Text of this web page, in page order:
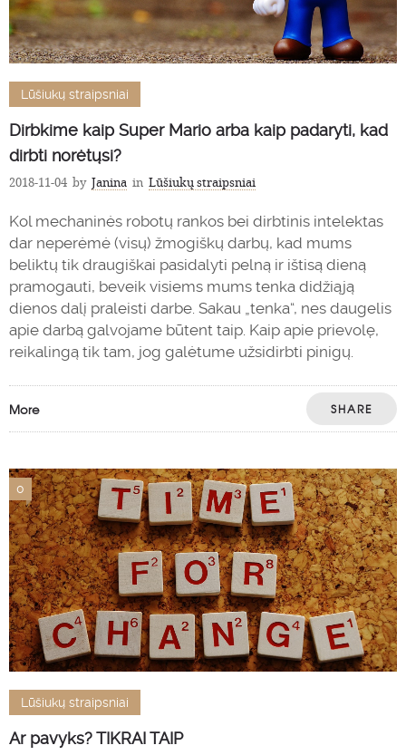
Lūšiukų straipsniai
Dirbkime kaip Super Mario arba kaip padaryti, kad
dirbti norėtųsi?
2018-11-04 by Janina in Lūšiukų straipsniai
Kol mechaninės robotų rankos bei dirbtinis intelektas
dar neperėmė (visų) žmogiškų darbų, kad mums
beliktų tik draugiškai pasidalyti pelną ir ištisą dieną
pramogauti, beveik visiems mums tenka didžiąją
dienos dalį praleisti darbe. Sakau „tenka“, nes daugelis
apie darbą galvojame būtent taip. Kaip apie prievolę,
reikalingą tik tam, jog galėtume užsidirbti pinigų.
More SHARE
0
Lūšiukų straipsniai
Ar pavyks? TIKRAI TAIP